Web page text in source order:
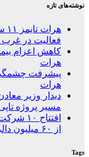
نوشته‌های تازه
فعالیت در غرب
کاهش اعزام
هرات
پیشرفت
هرات
دیدار وزیر
مسیر پروژه
از ۶۰ میلیون دالر
Tags